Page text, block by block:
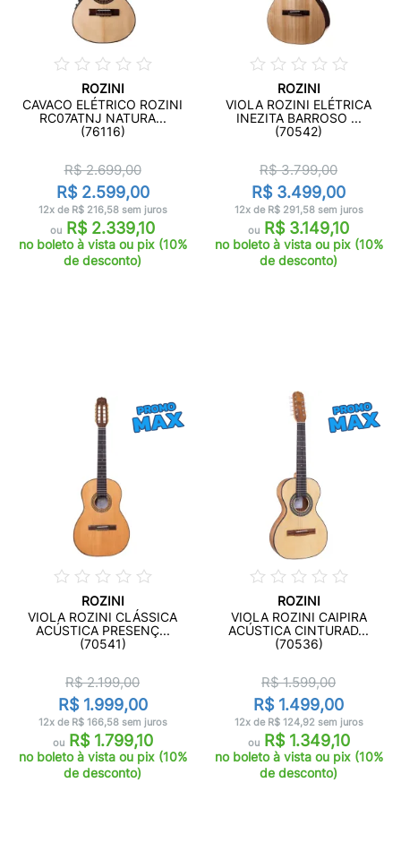
ROZINI
CAVACO ELÉTRICO ROZINI
RC07ATNJ NATURA...
(76116)
R$ 2.699,00
R$ 2.599,00
12x de R$ 216,58 sem juros
ou R$ 2.339,10
no boleto à vista ou pix (10%
de desconto)
ROZINI
VIOLA ROZINI ELÉTRICA
INEZITA BARROSO ...
(70542)
R$ 3.799,00
R$ 3.499,00
12x de R$ 291,58 sem juros
ou R$ 3.149,10
no boleto à vista ou pix (10%
de desconto)
ROZINI
VIOLA ROZINI CLÁSSICA
ACÚSTICA PRESENÇ...
(70541)
R$ 2.199,00
R$ 1.999,00
12x de R$ 166,58 sem juros
ouR$ 1.799,10
no boleto à vista ou pix (10%
de desconto)
ROZINI
VIOLA ROZINI CAIPIRA
ACÚSTICA CINTURAD...
(70536)
R$ 1.599,00
R$ 1.499,00
12x de R$ 124,92 sem juros
ouR$ 1.349,10
no boleto à vista ou pix (10%
de desconto)